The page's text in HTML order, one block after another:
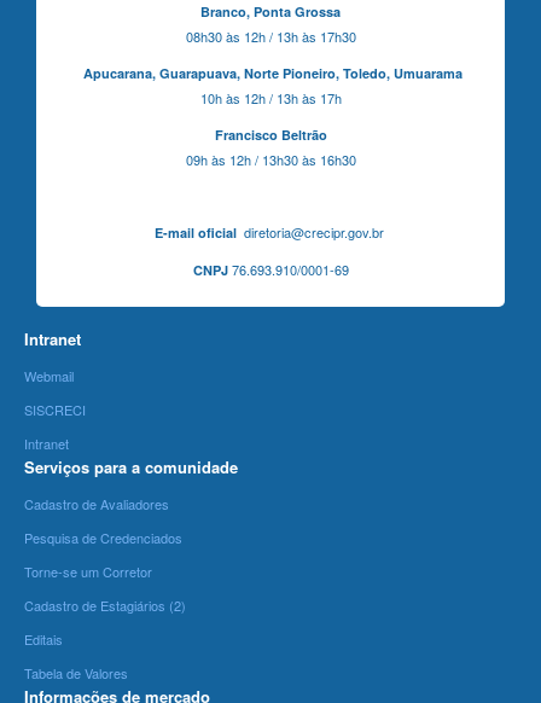
Branco, Ponta Grossa
08h30 às 12h / 13h às 17h30
Apucarana, Guarapuava, Norte Pioneiro, Toledo, Umuarama
10h às 12h / 13h às 17h
Francisco Beltrão
09h às 12h / 13h30 às 16h30
E-mail oficialdiretoria@crecipr.gov.br
CNPJ76.693.910/0001-69
Intranet
Webmail
SISCRECI
Intranet
Serviços para a comunidade
Cadastro de Avaliadores
Pesquisa de Credenciados
Torne-se um Corretor
Cadastro de Estagiários (2)
Editais
Tabela de Valores
Informações de mercado